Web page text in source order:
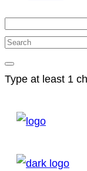
Type at least 1